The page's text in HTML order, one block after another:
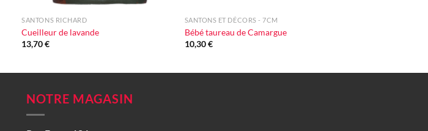
SANTONS RICHARD
Cueilleur de lavande
13,70€
SANTONS ET DÉCORS - 7CM
Bébé taureau de Camargue
10,30€
NOTRE MAGASIN